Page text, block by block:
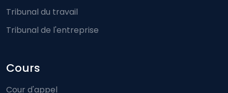
Tribunal du travail
Tribunal de l'entreprise
Cours
Cour d'appel